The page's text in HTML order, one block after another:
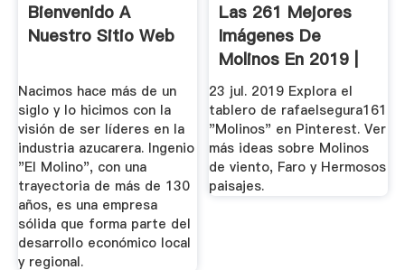
Bienvenido A
Nuestro Sitio Web
Nacimos hace más de un
siglo y lo hicimos con la
visión de ser líderes en la
industria azucarera. Ingenio
"El Molino", con una
trayectoria de más de 130
años, es una empresa
sólida que forma parte del
desarrollo económico local
y regional.
Las 261 Mejores
Imágenes De
Molinos En 2019 |
Molinos De ...
23 jul. 2019 Explora el
tablero de rafaelsegura161
"Molinos" en Pinterest. Ver
más ideas sobre Molinos
de viento, Faro y Hermosos
paisajes.